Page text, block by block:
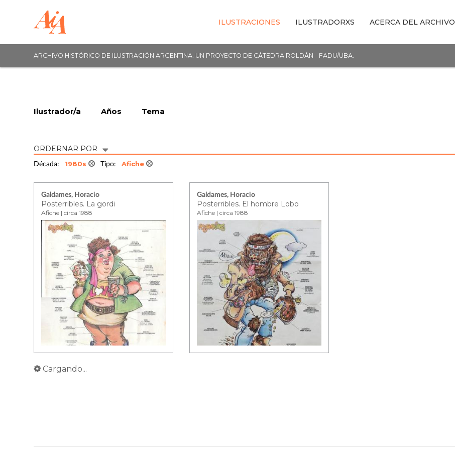
ILUSTRACIONES ILUSTRADORXS ACERCA DEL ARCHIVO
ARCHIVO HISTÓRICO DE ILUSTRACIÓN ARGENTINA. UN PROYECTO DE CÁTEDRA ROLDÁN - FADU/UBA.
Ilustrador/a Años Tema
ORDERNAR POR
Década: 1980s Tipo: Afiche
Galdames, Horacio
Posterribles. La gordi
Afiche | circa 1988
Galdames, Horacio
Posterribles. El hombre Lobo
Afiche | circa 1988
Cargando...